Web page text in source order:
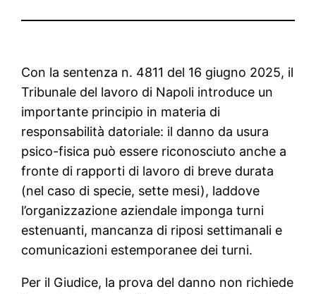
Con la sentenza n. 4811 del 16 giugno 2025, il
Tribunale del lavoro di Napoli introduce un
importante principio in materia di
responsabilità datoriale: il danno da usura
psico-fisica può essere riconosciuto anche a
fronte di rapporti di lavoro di breve durata
(nel caso di specie, sette mesi), laddove
l’organizzazione aziendale imponga turni
estenuanti, mancanza di riposi settimanali e
comunicazioni estemporanee dei turni.
Per il Giudice, la prova del danno non richiede